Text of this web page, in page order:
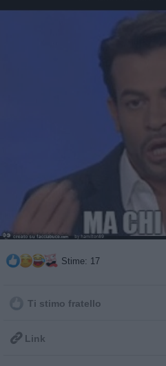
Stime: 17
Ti stimo fratello
 Link